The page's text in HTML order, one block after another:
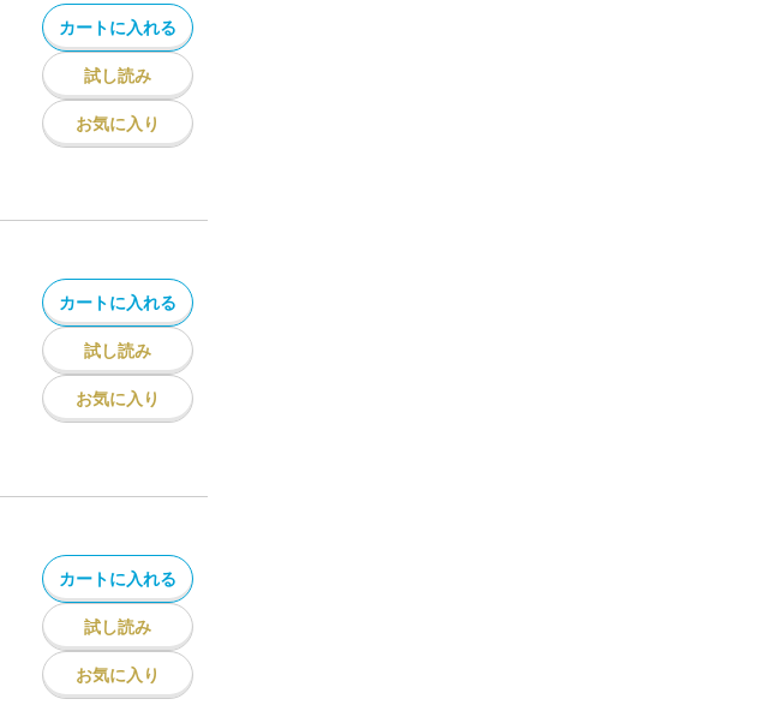
カートに入れる
試し読み
お気に入り
カートに入れる
試し読み
お気に入り
カートに入れる
試し読み
お気に入り